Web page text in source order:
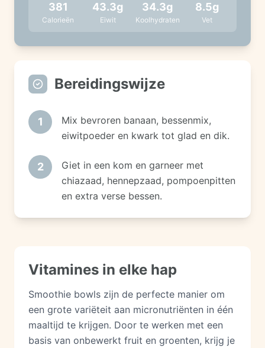
381
Calorieën
43.3g
Eiwit
34.3g
Koolhydraten
8.5g
Vet
Bereidingswijze
1
Mix bevroren banaan, bessenmix,
eiwitpoeder en kwark tot glad en dik.
2
Giet in een kom en garneer met
chiazaad, hennepzaad, pompoenpitten
en extra verse bessen.
Vitamines in elke hap
Smoothie bowls zijn de perfecte manier om
een grote variëteit aan micronutriënten in één
maaltijd te krijgen. Door te werken met een
basis van onbewerkt fruit en groenten, krijg je